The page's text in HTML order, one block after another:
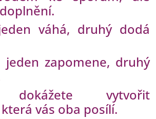
váhá, druhý dodá
zapomene, druhý
dokážete vytvořit
vás oba posílí.